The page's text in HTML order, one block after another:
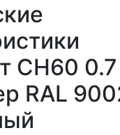
СН60 0.7
RAL